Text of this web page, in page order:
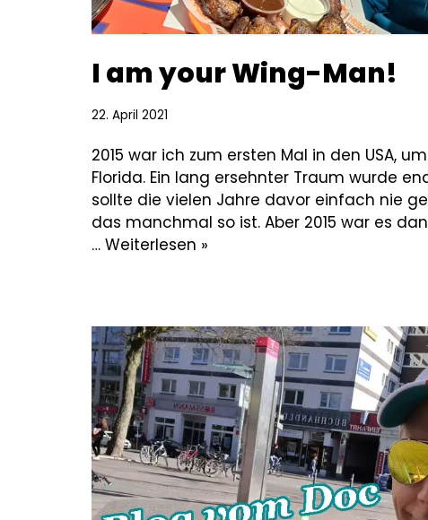
I am your Wing-Man!
22. April 2021
2015 war ich zum ersten Mal in den USA,
Florida. Ein lang ersehnter Traum wurde
sollte die vielen Jahre davor einfach nie
das manchmal so ist. Aber 2015 war es
… Weiterlesen »